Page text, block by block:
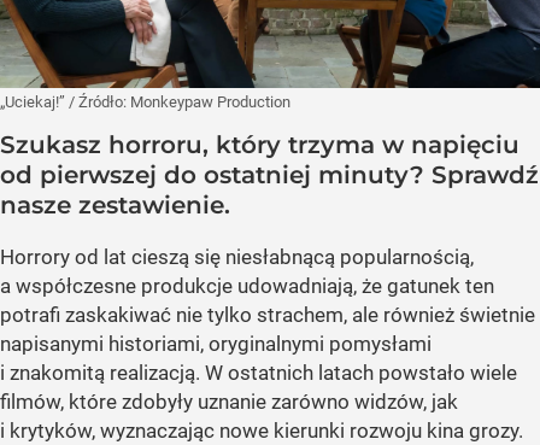
„Uciekaj!” / Źródło: Monkeypaw Production
Szukasz horroru, który trzyma w napięciu
od pierwszej do ostatniej minuty? Sprawdź
nasze zestawienie.
Horrory od lat cieszą się niesłabnącą popularnością,
a współczesne produkcje udowadniają, że gatunek ten
potrafi zaskakiwać nie tylko strachem, ale również świetnie
napisanymi historiami, oryginalnymi pomysłami
i znakomitą realizacją. W ostatnich latach powstało wiele
filmów, które zdobyły uznanie zarówno widzów, jak
i krytyków, wyznaczając nowe kierunki rozwoju kina grozy.